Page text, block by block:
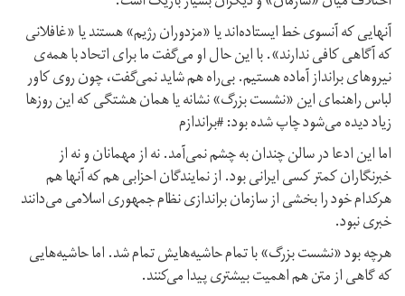
آنهایی که آنسوی خط ایستاده‌اند یا «مزدوران رژیم» هستند یا «غافلانی
که آگاهی کافی ندارند». با این حال او می‌گفت ما برای اتحاد با همه‌ی
نیروهای بر‌انداز آماده هستیم. بی‌راه هم شاید نمی‌گفت، چون روی کاور
لباس راهنمای این «نشست بزرگ» نشانه یا همان هشتگی که این روزها
زیاد دیده می‌شود چاپ شده بود: #براندازم
اما این ادعا در سالن چندان به چشم نمی‌آمد. نه از مهمانان و نه از
خبرنگاران کمتر کسی ایرانی بود. از نمایندگان احزابی هم که آنها هم
هرکدام خود را بخشی از سازمان براندازی نظام جمهوری اسلامی می‌دانند
خبری نبود.
هرچه بود «نشست بزرگ» با تمام حاشیه‌هایش تمام شد. اما حاشیه‌هایی
که گاهی از متن هم اهمیت بیشتری پیدا می‌کنند.